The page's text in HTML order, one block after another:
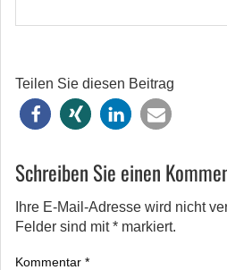
Teilen Sie diesen Beitrag
Schreiben Sie einen
Ihre E-Mail-Adresse wird nicht
Felder sind mit* markiert.
Kommentar *